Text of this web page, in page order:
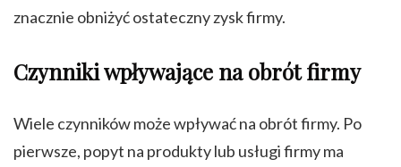
znacznie obniżyć ostateczny zysk firmy.
Czynniki wpływające na obrót firmy
Wiele czynników może wpływać na obrót firmy. Po
pierwsze, popyt na produkty lub usługi firmy ma